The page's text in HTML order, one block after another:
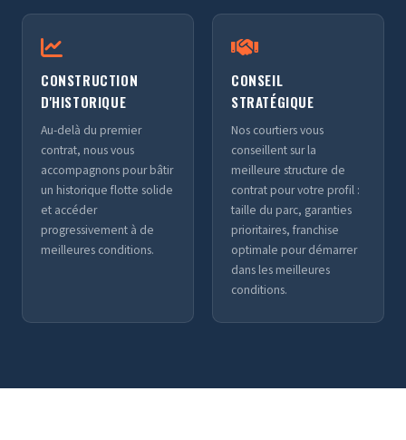
CONSTRUCTION
D'HISTORIQUE
Au-delà du premier
contrat, nous vous
accompagnons pour bâtir
un historique flotte solide
et accéder
progressivement à de
meilleures conditions.
CONSEIL
STRATÉGIQUE
Nos courtiers vous
conseillent sur la
meilleure structure de
contrat pour votre profil :
taille du parc, garanties
prioritaires, franchise
optimale pour démarrer
dans les meilleures
conditions.